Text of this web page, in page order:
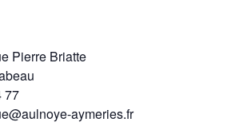
Pierre Briatte
77
aymeries.fr